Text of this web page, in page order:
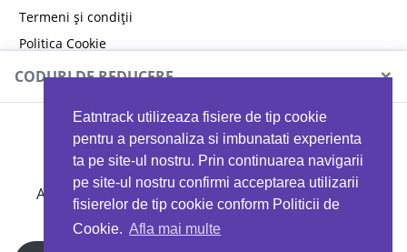
Eatntrack utilizeaza fisiere de tip cookie
pentru a personaliza si imbunatati experienta
ta pe site-ul nostru. Prin continuarea navigarii
pe site-ul nostru confirmi acceptarea utilizarii
fisierelor de tip cookie conform Politicii de
Cookie. Afla mai multe
Termeni și condiții
Politica Cookie
Politica de confidențialitate
CODURI DE REDUCERE ×
MYPROTEIN
Ai 40%reducere la orice comandă folosind codul
EATTRACK